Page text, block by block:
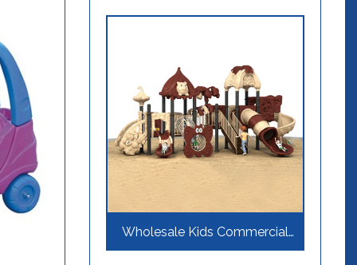
Playground Outdoor
Wholesale Kids Commercial